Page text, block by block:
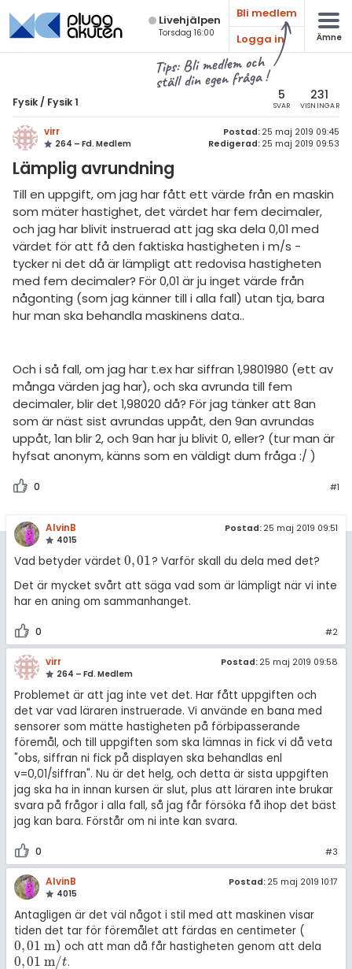
Live­hjälpen
Torsdag 16:00
Bli medlem
Logga in
Ämne
Tips: Bli medlem och
ställ din egen fråga !
Fysik / Fysik 1 5
SVAR
231
VISNINGAR
virr
264 – Fd. Medlem
Postad: 25 maj 2019 09:45
Redigerad: 25 maj 2019 09:53
Lämplig avrundning
Till en uppgift, om jag har fått ett värde från en maskin
som mäter hastighet, det värdet har fem decimaler,
och jag har blivit instruerad att jag ska dela 0,01 med
värdet för att få den faktiska hastigheten i m/s -
tycker ni det då är lämpligt att redovisa hastigheten
med fem decimaler? För 0,01 är ju inget värde från
någonting (som jag känner till i alla fall) utan tja, bara
hur man ska behandla maskinens data..
Och i så fall, om jag har t.ex har siffran 1,9801980 (ett av
många värden jag har), och ska avrunda till fem
decimaler, blir det 1,98020 då? För jag tänker att 8an
som är näst sist avrundas uppåt, den 9an avrundas
uppåt, 1an blir 2, och 9an har ju blivit 0, eller? (tur man är
hyfsat anonym, känns som en väldigt dum fråga :/ )
0 #1
AlvinB
4015
Postad: 25 maj 2019 09:51
Vad betyder värdet 0,01
0,01 ? Varför skall du dela med det?
Det är mycket svårt att säga vad som är lämpligt när vi inte
har en aning om sammanhanget.
0 #2
virr
264 – Fd. Medlem
Postad: 25 maj 2019 09:58
Problemet är att jag inte vet det. Har fått uppgiften och
det var vad läraren instruerade. Vi använde en bana med
sensorer som mätte hastigheten på förbipasserande
föremål, och till uppgiften som ska lämnas in fick vi då veta
"obs, siffran ni fick på displayen ska behandlas enl
v=0,01/siffran". Nu är det helg, och detta är sista uppgiften
jag ska ha in innan kursen är slut, plus att läraren inte brukar
svara på frågor i alla fall, så jag får försöka få ihop det bäst
jag kan bara. Förstår om ni inte kan svara.
0 #3
AlvinB
4015
Postad: 25 maj 2019 10:17
Antagligen är det väl något i stil med att maskinen visar
tiden det tar för föremålet att färdas en centimeter (
0,01 m
0,01 m ) och att man då får hastigheten genom att dela
0,01 m/t
0,01 m/t
.
Alla ämnen
Fysik
Alla trådar
Grundskola
Fysik 2
Universitet
MaFy (fysikdelen)
Allmänna diskussioner
Livehjälpen
Topplistor
Regler
För lärare
Cookie-inställningar
& Bygg
språk
ämnen
diskussioner